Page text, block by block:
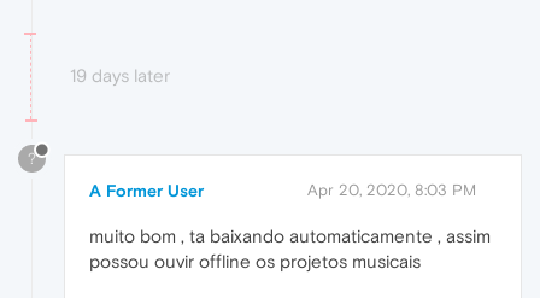
19 days later
?
A Former User Apr 20, 2020, 8:03 PM
muito bom , ta baixando automaticamente , assim
possou ouvir offline os projetos musicais